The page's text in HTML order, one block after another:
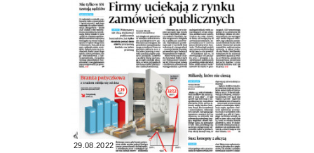
29.08.2022